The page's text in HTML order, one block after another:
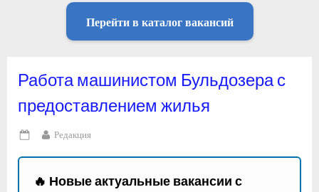
Перейти в каталог вакансий
Работа машинистом Бульдозера с
предоставлением жилья
Posted
on
By
Редакция
🔥 Новые актуальные вакансии с